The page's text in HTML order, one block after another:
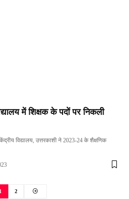
में शिक्षक के पदों पर निकली
विद्यालय, उत्तरकाशी ने 2023-24 के शैक्षणिक
1 2